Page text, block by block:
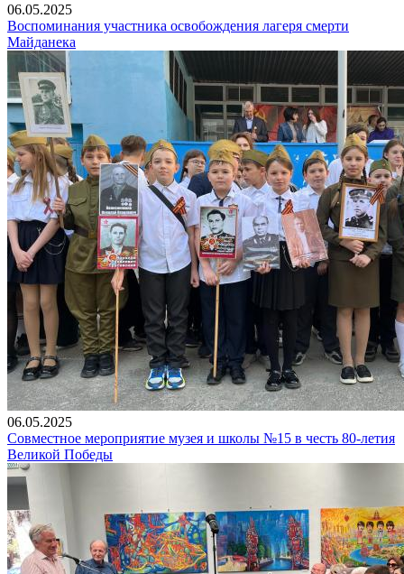
06.05.2025
Воспоминания участника освобождения лагеря смерти
Майданека
06.05.2025
Совместное мероприятие музея и школы №15 в честь 80-летия
Великой Победы